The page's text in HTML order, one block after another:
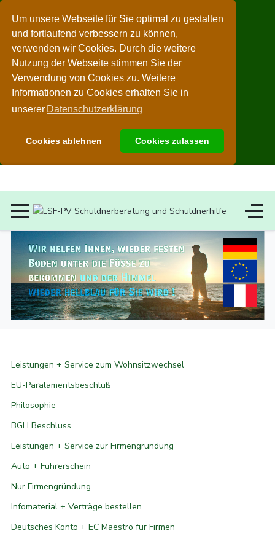
Um unsere Webseite für Sie optimal zu gestalten
und fortlaufend verbessern zu können,
verwenden wir Cookies. Durch die weitere
Nutzung der Webseite stimmen Sie der
Verwendung von Cookies zu. Weitere
Informationen zu Cookies erhalten Sie in
unserer Datenschutzerklärung
Cookies ablehnen Cookies zulassen
Leistungen + Service zum Wohnsitzwechsel
EU-Paralamentsbeschluß
Philosophie
BGH Beschluss
Leistungen + Service zur Firmengründung
Auto + Führerschein
Nur Firmengründung
Infomaterial + Verträge bestellen
Deutsches Konto + EC Maestro für Firmen